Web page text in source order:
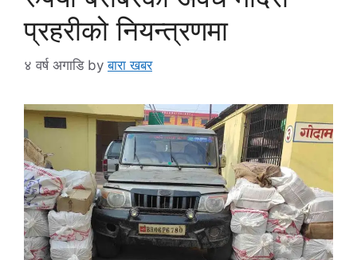
प्रहरीको नियन्त्रणमा
४ वर्ष अगाडि byबारा खबर